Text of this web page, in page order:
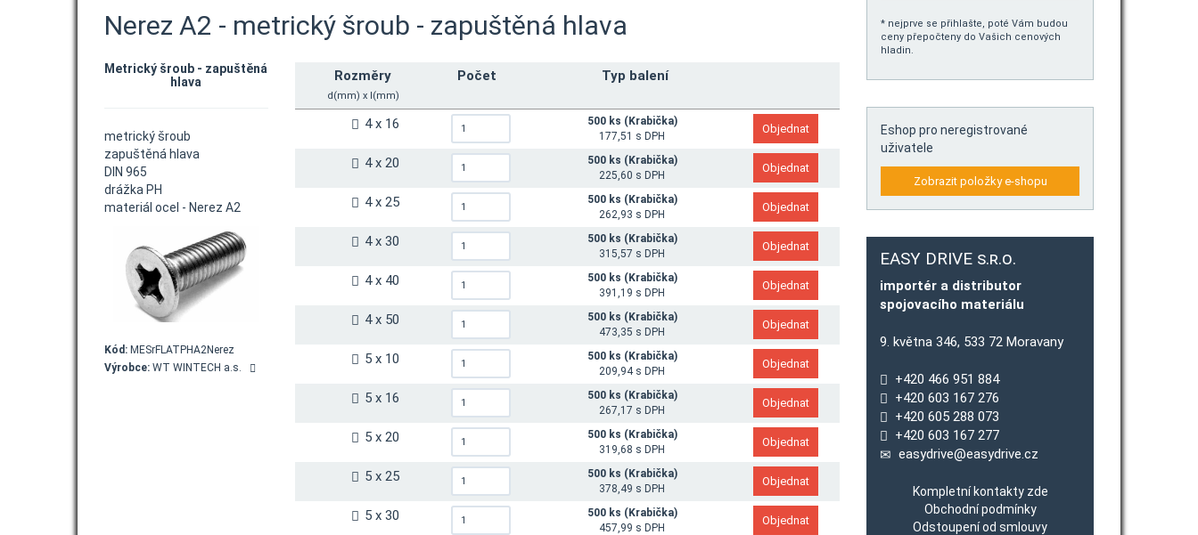
Nerez A2 - metrický šroub - zapuštěná hlava
Metrický šroub - zapuštěná
hlava
metrický šroub
zapuštěná hlava
DIN 965
drážka PH
materiál ocel - Nerez A2
Kód: MESrFLATPHA2Nerez
Výrobce: WT WINTECH a.s.
Rozměry
d(mm) x l(mm)
Počet Typ balení
4 x 16
500 ks (Krabička)
177,51 s DPH
4 x 20
500 ks (Krabička)
225,60 s DPH
4 x 25
500 ks (Krabička)
262,93 s DPH
4 x 30
500 ks (Krabička)
315,57 s DPH
4 x 40
500 ks (Krabička)
391,19 s DPH
4 x 50
500 ks (Krabička)
473,35 s DPH
5 x 10
500 ks (Krabička)
209,94 s DPH
5 x 16
500 ks (Krabička)
267,17 s DPH
5 x 20
500 ks (Krabička)
319,68 s DPH
5 x 25
500 ks (Krabička)
378,49 s DPH
5 x 30
500 ks (Krabička)
457,99 s DPH
* nejprve se přihlašte, poté Vám budou
ceny přepočteny do Vašich cenových
hladin.
Eshop pro neregistrované
uživatele
Zobrazit položky e-shopu
EASY DRIVE s.r.o.
importér a distributor
spojovacího materiálu
9. května 346, 533 72 Moravany
+420 466 951 884
+420 603 167 276
+420 605 288 073
+420 603 167 277
easydrive@easydrive.cz
Kompletní kontakty zde
Obchodní podmínky
Odstoupení od smlouvy